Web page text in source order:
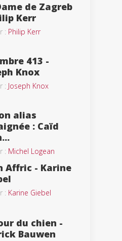
de Zagreb
Kerr
: Philip Kerr
413 -
Knox
: Joseph Knox
alias
: Caïd
: Michel Logean
Affric - Karine
: Karine Giebel
du chien -
Bauwen